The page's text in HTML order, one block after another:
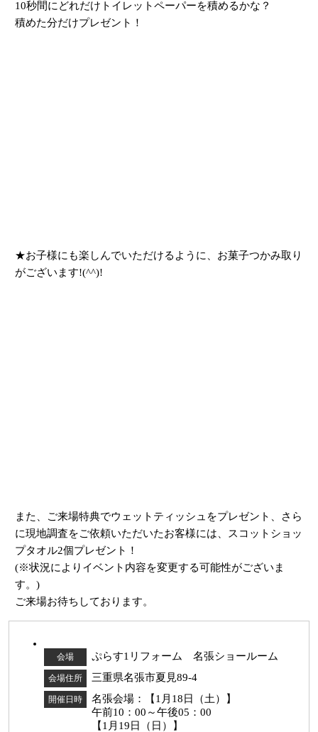
10秒間にどれだけトイレットペーパーを積めるかな？
積めた分だけプレゼント！
★お子様にも楽しんでいただけるように、お菓子つかみ取り
がございます!(^^)!
また、ご来場特典でウェットティッシュをプレゼント、さら
に現地調査をご依頼いただいたお客様には、スコットショッ
プタオル2個プレゼント！
(※状況によりイベント内容を変更する可能性がございま
す。)
ご来場お待ちしております。
会場 ぷらす1リフォーム 名張ショールーム
会場住所 三重県名張市夏見89-4
開催日時
名張会場：【1月18日（土）】
午前10：00～午後05：00
【1月19日（日）】